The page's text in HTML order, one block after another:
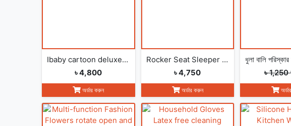
Ibaby cartoon deluxe baby bouncer
৳ 4,800
অর্ডার করুন
Rocker Seat Sleeper Swing Bouncer Toy Chair Baby
৳ 4,750
অর্ডার করুন
৳ 1,250